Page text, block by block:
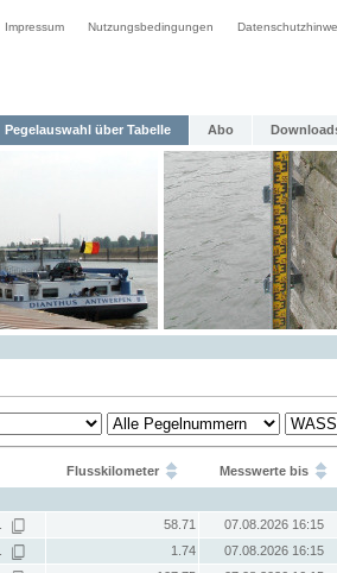
Impressum Nutzungsbedingungen
Pegelauswahl über Tabelle Abo
Flusskilometer Messwerte bis
58.71
07.08.2026 16:15
1.74
07.08.2026 16:15